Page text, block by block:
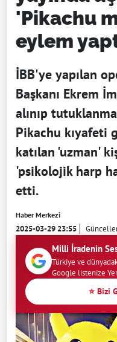
'Pikachu
eylem
İBB'ye yapılan
Başkanı Ekrem
alınıp
Pikachu kıyafeti
katılan 'uzman'
'psikolojik harp
etti.
Haber Merkezi
2025-03-29 23:55
Milli İradenin
Türkiye ve
Google listenize
⭐ Bizi